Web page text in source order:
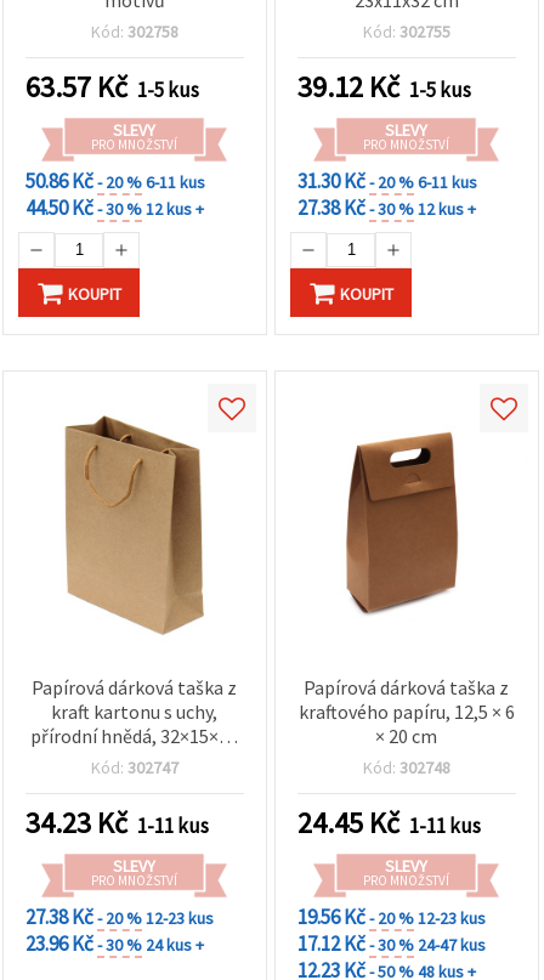
Kód: 302758
63.57 Kč 1-5 kus
SLEVY
PRO MNOŽSTVÍ
50.86 Kč- 20 %6-11 kus
44.50 Kč- 30 %12 kus +
KOUPIT
Kód: 302755
39.12 Kč 1-5 kus
SLEVY
PRO MNOŽSTVÍ
31.30 Kč- 20 %6-11 kus
27.38 Kč- 30 %12 kus +
KOUPIT
Papírová dárková taška z
kraft kartonu s uchy,
přírodní hnědá, 32×15×34
cm
Kód: 302747
34.23 Kč 1-11 kus
SLEVY
PRO MNOŽSTVÍ
27.38 Kč- 20 %12-23 kus
23.96 Kč- 30 % 24 kus +
Papírová dárková taška z
kraftového papíru, 12,5 × 6
× 20 cm
Kód: 302748
24.45 Kč 1-11 kus
SLEVY
PRO MNOŽSTVÍ
19.56 Kč- 20 %12-23 kus
17.12 Kč- 30 % 24-47 kus
12.23 Kč- 50 %48 kus +